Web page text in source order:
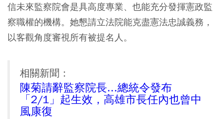
信未來監察院會是具高度專業、也能充分發揮憲政監
察職權的機構。她懇請立法院能克盡憲法忠誠義務，
以客觀角度審視所有被提名人。
相關新聞：
陳菊請辭監察院長...總統令發布
「2/1」起生效，高雄市長任內也曾中
風康復